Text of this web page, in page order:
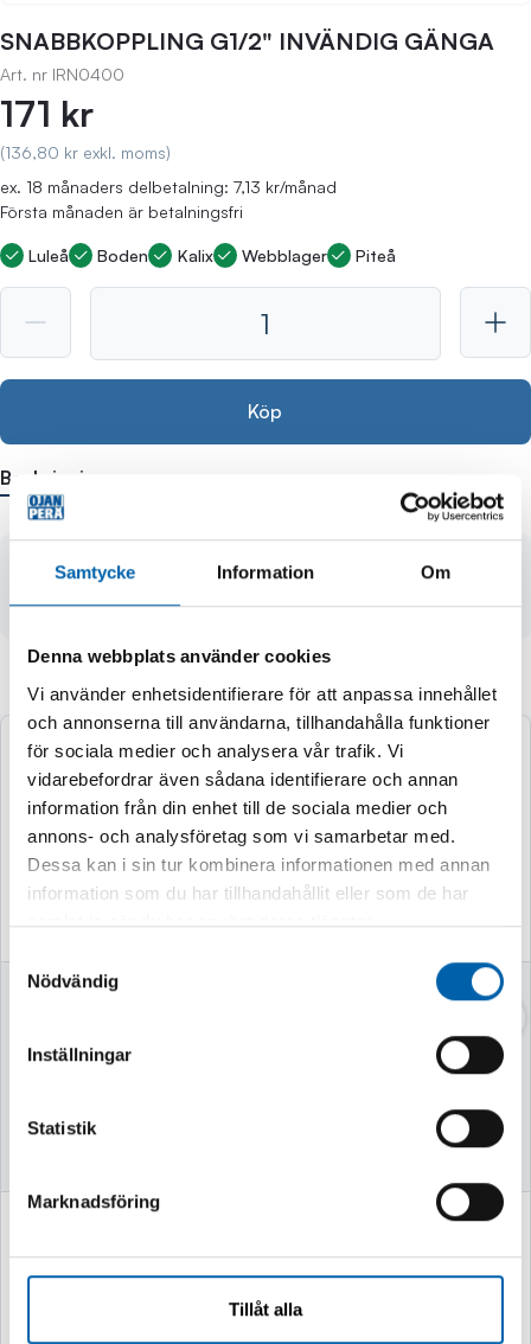
Samtycke Information Om
Denna webbplats använder cookies
Vi använder enhetsidentifierare för att anpassa innehållet
och annonserna till användarna, tillhandahålla funktioner
för sociala medier och analysera vår trafik. Vi
vidarebefordrar även sådana identifierare och annan
information från din enhet till de sociala medier och
annons- och analysföretag som vi samarbetar med.
Dessa kan i sin tur kombinera informationen med annan
information som du har tillhandahållit eller som de har
samlat in när du har använt deras tjänster.
Samtyckesval
Nödvändig
Inställningar
Statistik
Marknadsföring
Tillåt alla
SNABBKOPPLING G1/2" INVÄNDIG GÄNGA
Art. nr IRN0400
171 kr
(136,80 kr exkl. moms)
ex. 18 månaders delbetalning: 7,13 kr/månad
Första månaden är betalningsfri
Luleå Boden Kalix Webblager Piteå
Köp
Beskrivning
- enligt eurostandard 7.6 (7.4)
- innergänga 1/2" BSP
Andra köpte även
POSITINSJUS
L169183
(617.0 kr exkl. moms)
TÄNDSTIFTSHYLS
Finns i lager
(221.0 kr exkl. moms)